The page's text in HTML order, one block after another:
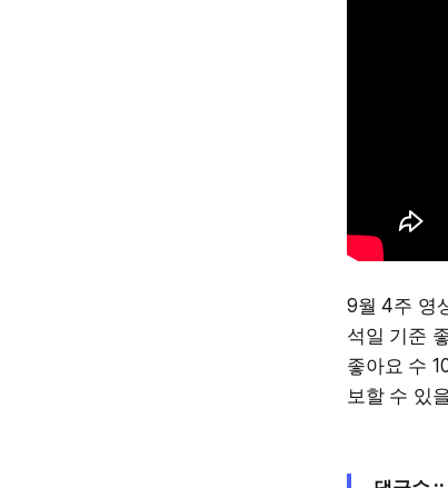
9월 4주 영
석일 기준
좋아요 수
보할 수 있